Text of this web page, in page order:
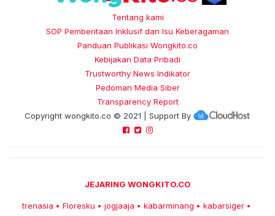
Tentang kami
SOP Pemberitaan Inklusif dan Isu Keberagaman
Panduan Publikasi Wongkito.co
Kebijakan Data Pribadi
Trustworthy News Indikator
Pedoman Media Siber
Transparency Report
Copyright wongkito.co © 2021 | Support By
JEJARING WONGKITO.CO
trenasia • Floresku • jogjaaja • kabarminang • kabarsiger •